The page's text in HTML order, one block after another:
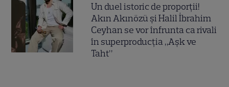
Un duel istoric de proporții!
Akın Akınözü și Halil İbrahim
Ceyhan se vor înfrunta ca rivali
în superproducția „Aşk ve
Taht”